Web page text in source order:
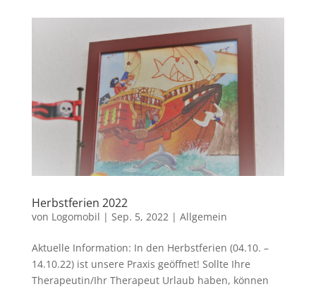
Herbstferien 2022
von Logomobil | Sep. 5, 2022| Allgemein
Aktuelle Information: In den Herbstferien (04.10. –
14.10.22) ist unsere Praxis geöffnet! Sollte Ihre
Therapeutin/Ihr Therapeut Urlaub haben, können